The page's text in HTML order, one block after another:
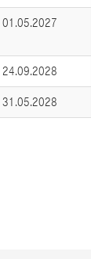
01.05.2027
24.09.2028
31.05.2028